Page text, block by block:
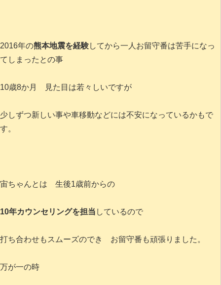
2016年の熊本地震を経験してから一人お留守番は苦手になっ
てしまったとの事
10歳8か月 見た目は若々しいですが
少しずつ新しい事や車移動などには不安になっているかもで
す。
宙ちゃんとは 生後1歳前からの
10年カウンセリングを担当 しているので
打ち合わせもスムーズのでき お留守番も頑張りました。
万が一の時